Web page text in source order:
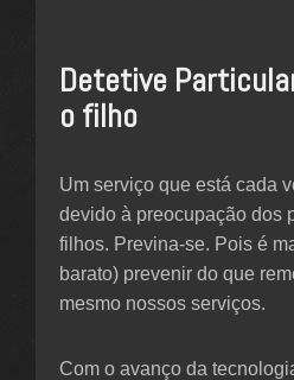
Detetive
o filho
Um serviço que está cada
devido à preocupação dos
filhos. Previna-se. Pois é
barato) prevenir do que
mesmo nossos serviços.
Com o avanço da